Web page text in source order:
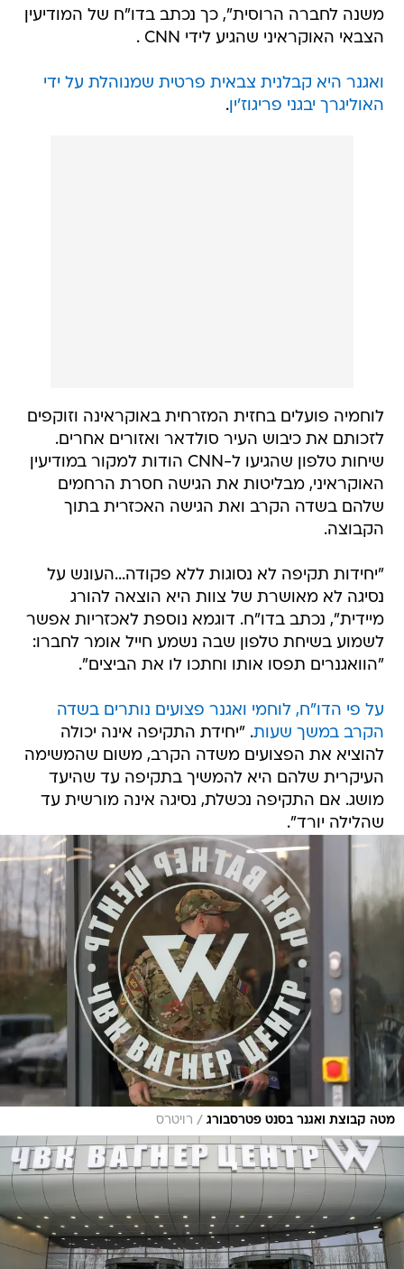
משנה לחברה הרוסית", כך נכתב בדו"ח של המודיעין
הצבאי האוקראיני שהגיע לידי CNN .
ואגנר היא קבלנית צבאית פרטית שמנוהלת על ידי
האוליגרך יבגני פריגוז'ין.
לוחמיה פועלים בחזית המזרחית באוקראינה וזוקפים
לזכותם את כיבוש העיר סולדאר ואזורים אחרים.
שיחות טלפון שהגיעו ל-CNN הודות למקור במודיעין
האוקראיני, מבליטות את הגישה חסרת הרחמים
שלהם בשדה הקרב ואת הגישה האכזרית בתוך
הקבוצה.
"יחידות תקיפה לא נסוגות ללא פקודה...העונש על
נסיגה לא מאושרת של צוות היא הוצאה להורג
מיידית", נכתב בדו"ח. דוגמא נוספת לאכזריות אפשר
לשמוע בשיחת טלפון שבה נשמע חייל אומר לחברו:
"הוואגנרים תפסו אותו וחתכו לו את הביצים".
על פי הדו"ח, לוחמי ואגנר פצועים נותרים בשדה
הקרב במשך שעות. "יחידת התקיפה אינה יכולה
להוציא את הפצועים משדה הקרב, משום שהמשימה
העיקרית שלהם היא להמשיך בתקיפה עד שהיעד
מושג. אם התקיפה נכשלת, נסיגה אינה מורשית עד
שהלילה יורד".
מטה קבוצת ואגנר בסנט פטרסבורג / רויטרס